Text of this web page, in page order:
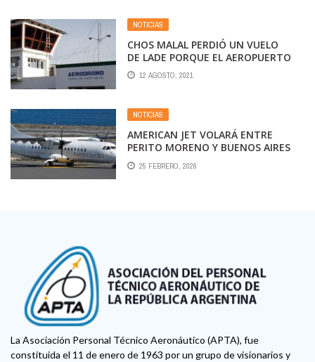
NOTICIAS
CHOS MALAL PERDIÓ UN VUELO
DE LADE PORQUE EL AEROPUERTO
NO ESTÁ EN CONDICIONES
12 AGOSTO, 2021
NOTICIAS
AMERICAN JET VOLARÁ ENTRE
PERITO MORENO Y BUENOS AIRES
(AHORA, PARA TODOS)
25 FEBRERO, 2026
La Asociación Personal Técnico Aeronáutico (APTA), fue
constituida el 11 de enero de 1963 por un grupo de visionarios y